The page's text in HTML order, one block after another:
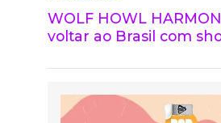
WOLF HOWL
voltar ao Brasil com